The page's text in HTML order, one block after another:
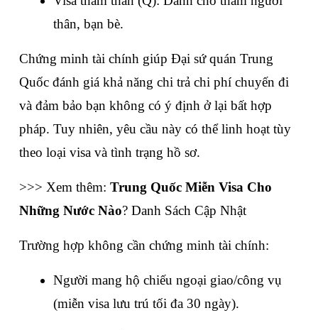
thân, bạn bè.
Chứng minh tài chính giúp Đại sứ quán Trung
Quốc đánh giá khả năng chi trả chi phí chuyến đi
và đảm bảo bạn không có ý định ở lại bất hợp
pháp. Tuy nhiên, yêu cầu này có thể linh hoạt tùy
theo loại visa và tình trạng hồ sơ.
>>> Xem thêm: Trung Quốc Miễn Visa Cho
Những Nước Nào? Danh Sách Cập Nhật
Trường hợp không cần chứng minh tài chính:
Người mang hộ chiếu ngoại giao/công vụ
(miễn visa lưu trú tối đa 30 ngày).